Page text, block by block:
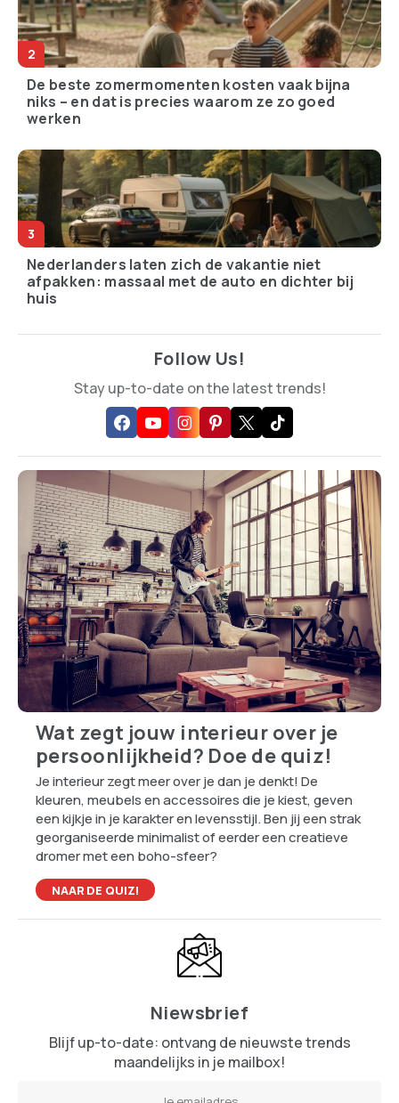
De beste zomermomenten kosten vaak bijna
niks – en dat is precies waarom ze zo goed
werken
Nederlanders laten zich de vakantie niet
afpakken: massaal met de auto en dichter bij
huis
Follow Us!
Stay up-to-date on the latest trends!
Wat zegt jouw interieur over je
persoonlijkheid? Doe de quiz!
Je interieur zegt meer over je dan je denkt! De
kleuren, meubels en accessoires die je kiest, geven
een kijkje in je karakter en levensstijl. Ben jij een strak
georganiseerde minimalist of eerder een creatieve
dromer met een boho-sfeer?
NAAR DE QUIZ!
Niewsbrief
Blijf up-to-date: ontvang de nieuwste trends
maandelijks in je mailbox!